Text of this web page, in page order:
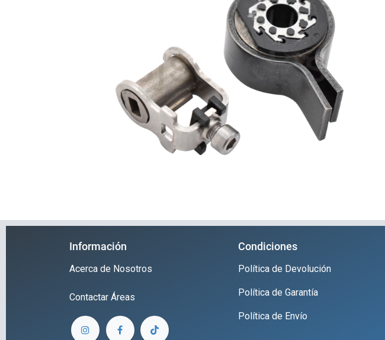
Información
Acerca de Nosotros
Contactar Áreas
Condiciones
Política de Devolución
Política de Garantía
Política de Envío